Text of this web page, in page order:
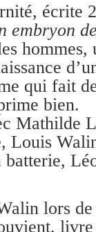
écrite
embryon
hommes,
qui fait
bien.
Mathilde
Louis
lors
livre